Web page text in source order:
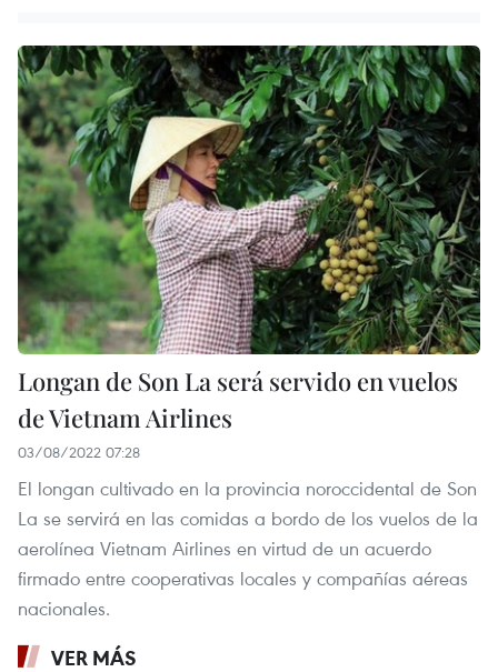
Longan de Son La será servido en vuelos
de Vietnam Airlines
03/08/2022 07:28
El longan cultivado en la provincia noroccidental de Son
La se servirá en las comidas a bordo de los vuelos de la
aerolínea Vietnam Airlines en virtud de un acuerdo
firmado entre cooperativas locales y compañías aéreas
nacionales.
VER MÁS